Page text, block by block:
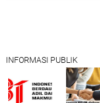
INFORMASI PUBLIK